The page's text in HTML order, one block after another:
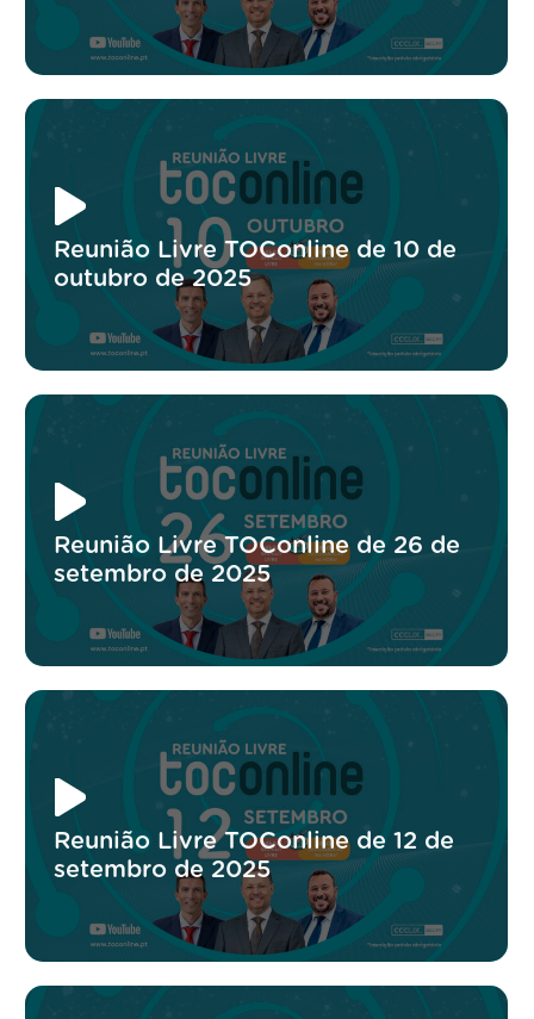
Reunião Livre TOConline de 10 de
outubro de 2025
Reunião Livre TOConline de 26 de
setembro de 2025
Reunião Livre TOConline de 12 de
setembro de 2025